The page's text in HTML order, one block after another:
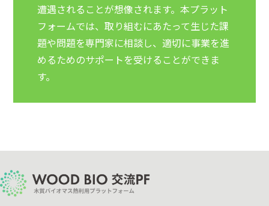
遭遇されることが想像されます。本プラット
フォームでは、取り組むにあたって生じた課
題や問題を専門家に相談し、適切に事業を進
めるためのサポートを受けることができま
す。